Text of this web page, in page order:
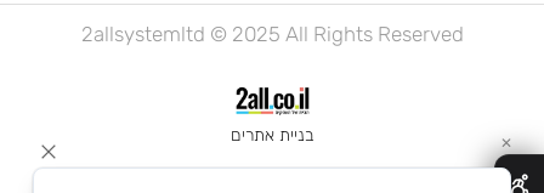
2allsystemltd © 2025 All Rights Reserved
בניית אתרים ✕